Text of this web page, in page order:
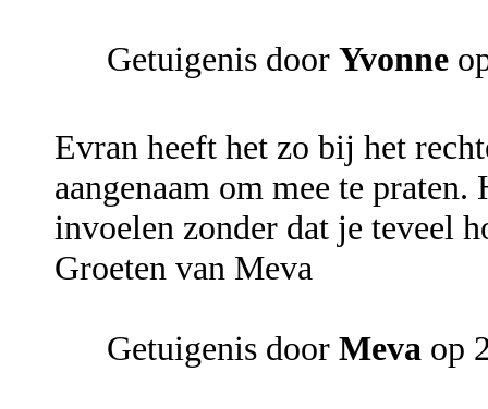
Getuigenis door Yvonne
Evran heeft het zo bij het
aangenaam om mee te
invoelen zonder dat je teveel
Groeten van Meva
Getuigenis door Meva op